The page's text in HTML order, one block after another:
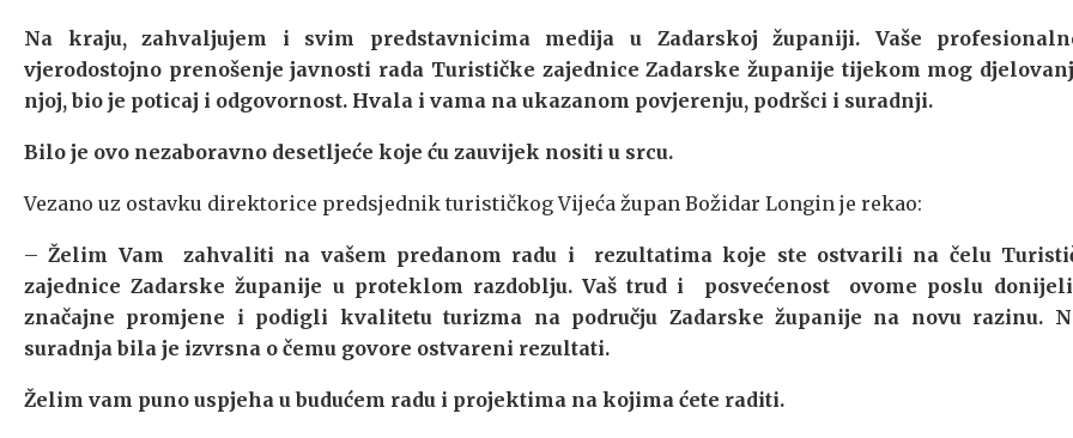
Na kraju, zahvaljujem i svim predstavnicima medija u Zadarskoj županiji. Vaše
vjerodostojno prenošenje javnosti rada Turističke zajednice Zadarske županije tijekom mog
njoj, bio je poticaj i odgovornost. Hvala i vama na ukazanom povjerenju, podršci i suradnji.
Bilo je ovo nezaboravno desetljeće koje ću zauvijek nositi u srcu.
Vezano uz ostavku direktorice predsjednik turističkog Vijeća župan Božidar Longin je rekao:
–Želim Vam zahvaliti na vašem predanom radu i rezultatima koje ste ostvarili na čelu
zajednice Zadarske županije u proteklom razdoblju. Vaš trud i posvećenost ovome poslu
značajne promjene i podigli kvalitetu turizma na području Zadarske županije na novu razinu.
suradnja bila je izvrsna o čemu govore ostvareni rezultati.
Želim vam puno uspjeha u budućem radu i projektima na kojima ćete raditi.